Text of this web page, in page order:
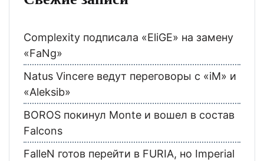
Complexity подписала «EliGE» на замену
«FaNg»
Natus Vincere ведут переговоры с «iM» и
«Aleksib»
BOROS покинул Monte и вошел в состав
Falcons
FalleN готов перейти в FURIA, но Imperial